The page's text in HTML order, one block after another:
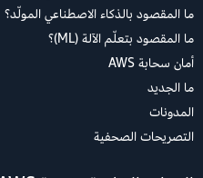
ما المقصود بالذكاء الاصطناعي المولّد؟
ما المقصود بتعلّم الآلة (ML)؟
أمان سحابة AWS
ما الجديد
المدونات
التصريحات الصحفية